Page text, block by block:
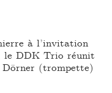
à l’invitation
le DDK Trio réunit
(trompette)